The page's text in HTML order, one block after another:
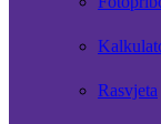
Rasvjeta